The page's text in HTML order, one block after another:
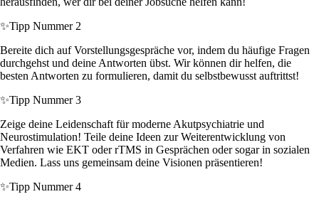
✨Tipp Nummer 2
Bereite dich auf Vorstellungsgespräche vor, indem du häufige Fragen
durchgehst und deine Antworten übst. Wir können dir helfen, die
besten Antworten zu formulieren, damit du selbstbewusst auftrittst!
✨Tipp Nummer 3
Zeige deine Leidenschaft für moderne Akutpsychiatrie und
Neurostimulation! Teile deine Ideen zur Weiterentwicklung von
Verfahren wie EKT oder rTMS in Gesprächen oder sogar in sozialen
Medien. Lass uns gemeinsam deine Visionen präsentieren!
✨Tipp Nummer 4